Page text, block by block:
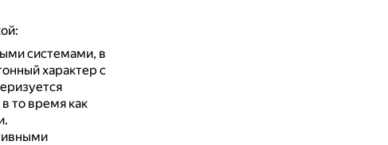
системами, в
характер с
то время как